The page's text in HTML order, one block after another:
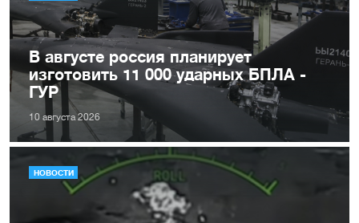
В августе россия планирует
изготовить 11 000 ударных БПЛА -
ГУР
10 августа 2026
НОВОСТИ